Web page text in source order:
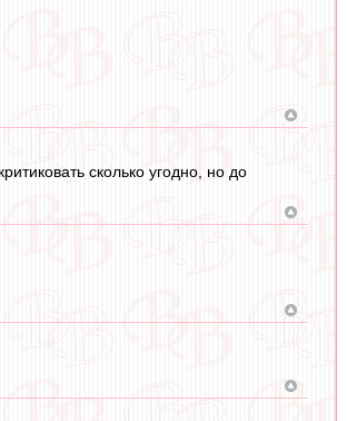
сколько угодно, но до